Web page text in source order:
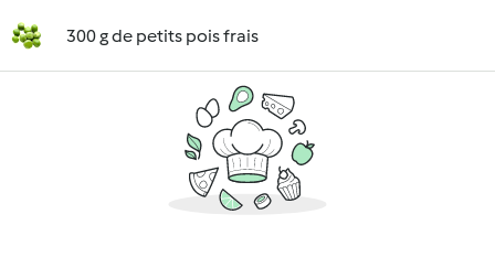
300 g de petits pois frais